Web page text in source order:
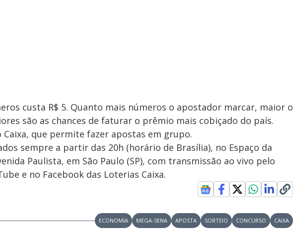
custa R$ 5. Quanto mais números o apostador marcar, maior o
são as chances de faturar o prêmio mais cobiçado do país.
Caixa, que permite fazer apostas em grupo.
sempre a partir das 20h (horário de Brasília), no Espaço da
Paulista, em São Paulo (SP), com transmissão ao vivo pelo
e no Facebook das Loterias Caixa.
ECONOMIA MEGA-SENA APOSTA SORTEIO CONCURSO CAIXA